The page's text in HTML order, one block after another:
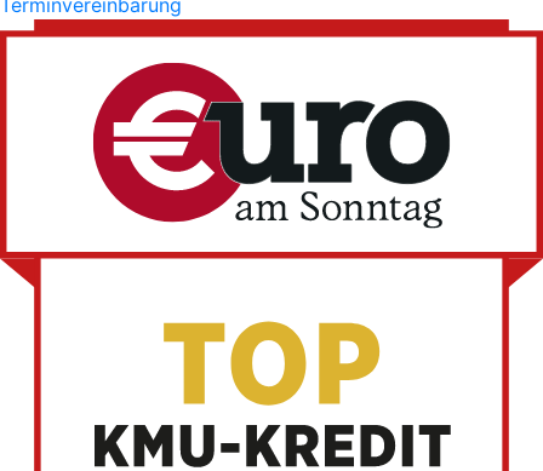
Terminvereinbarung